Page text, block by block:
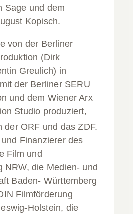
Sage und dem
Kopisch.
von der Berliner
(Dirk
Greulich) in
der Berliner SERU
und dem Wiener Arx
Studio produziert,
der ORF und das ZDF.
Finanzierer des
Film und
NRW, die Medien- und
Baden- Württemberg
Filmförderung
Holstein, die